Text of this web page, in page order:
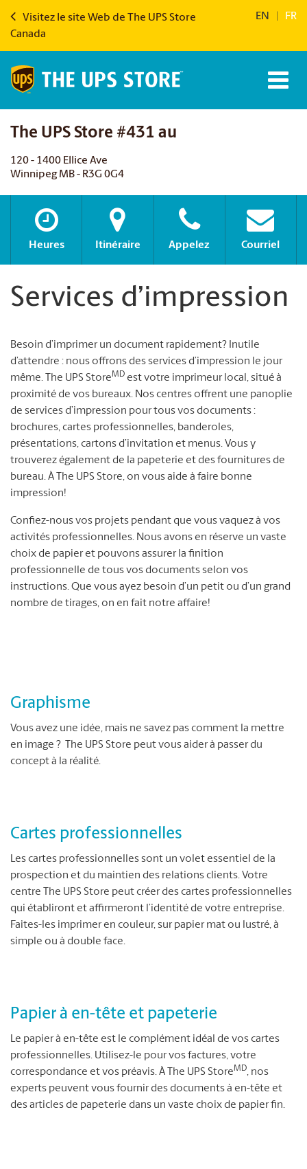
Visitez le site Web de The UPS Store
Canada
EN FR
The UPS Store #431 au
120 - 1400 Ellice Ave
Winnipeg MB - R3G 0G4
Heures Itinéraire Appelez Courriel
Services d’impression
Besoin d’imprimer un document rapidement? Inutile
d’attendre : nous offrons des services d’impression le jour
même. The UPS StoreMD est votre imprimeur local, situé à
proximité de vos bureaux. Nos centres offrent une panoplie
de services d’impression pour tous vos documents :
brochures, cartes professionnelles, banderoles,
présentations, cartons d’invitation et menus. Vous y
trouverez également de la papeterie et des fournitures de
bureau. À The UPS Store, on vous aide à faire bonne
impression!
Confiez-nous vos projets pendant que vous vaquez à vos
activités professionnelles. Nous avons en réserve un vaste
choix de papier et pouvons assurer la finition
professionnelle de tous vos documents selon vos
instructions. Que vous ayez besoin d’un petit ou d’un grand
nombre de tirages, on en fait notre affaire!
Graphisme
Vous avez une idée, mais ne savez pas comment la mettre
en image ? The UPS Store peut vous aider à passer du
concept à la réalité.
Cartes professionnelles
Les cartes professionnelles sont un volet essentiel de la
prospection et du maintien des relations clients. Votre
centre The UPS Store peut créer des cartes professionnelles
qui établiront et affirmeront l’identité de votre entreprise.
Faites-les imprimer en couleur, sur papier mat ou lustré, à
simple ou à double face.
Papier à en-tête et papeterie
Le papier à en-tête est le complément idéal de vos cartes
professionnelles. Utilisez-le pour vos factures, votre
correspondance et vos préavis. À The UPS StoreMD, nos
experts peuvent vous fournir des documents à en-tête et
des articles de papeterie dans un vaste choix de papier fin.